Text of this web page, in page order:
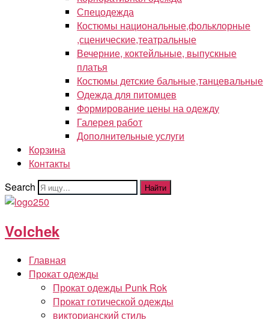
Спецодежда
Костюмы национальные,фольклорные
,сценические,театральные
Вечерние, коктейльные, выпускные
платья
Костюмы детские бальные,танцевальные
Одежда для питомцев
Формирование цены на одежду
Галерея работ
Дополнительные услуги
Корзина
Контакты
Search
Найти
Volchek
Главная
Прокат одежды
Прокат одежды Punk Rok
Прокат готической одежды
викторианский стиль